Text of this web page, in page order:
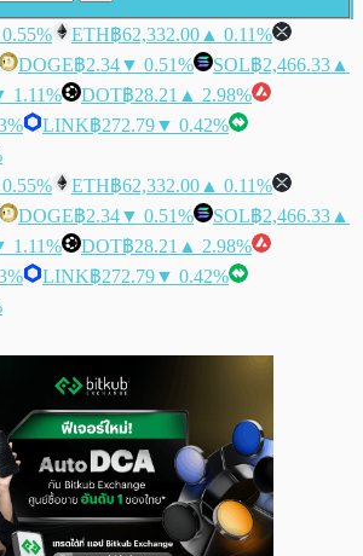
ETH฿62,332.00 ▲ 0.11%
DOGE฿2.34▼ 0.51% SOL฿2,466.33 ▲
1.11% DOT฿28.21 ▲ 2.98%
LINK฿272.79▼ 0.42%
ETH฿62,332.00 ▲ 0.11%
DOGE฿2.34▼ 0.51% SOL฿2,466.33 ▲
1.11% DOT฿28.21 ▲ 2.98%
LINK฿272.79▼ 0.42%